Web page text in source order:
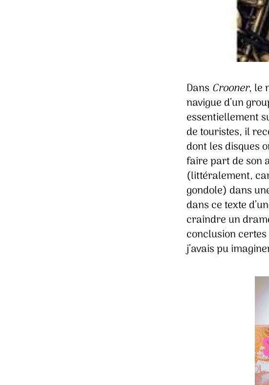
Dans Crooner, le
navigue d’un
essentiellement
de touristes, il
dont les disques
faire part de son
(littéralement,
gondole) dans
dans ce texte
craindre un
conclusion
j’avais pu